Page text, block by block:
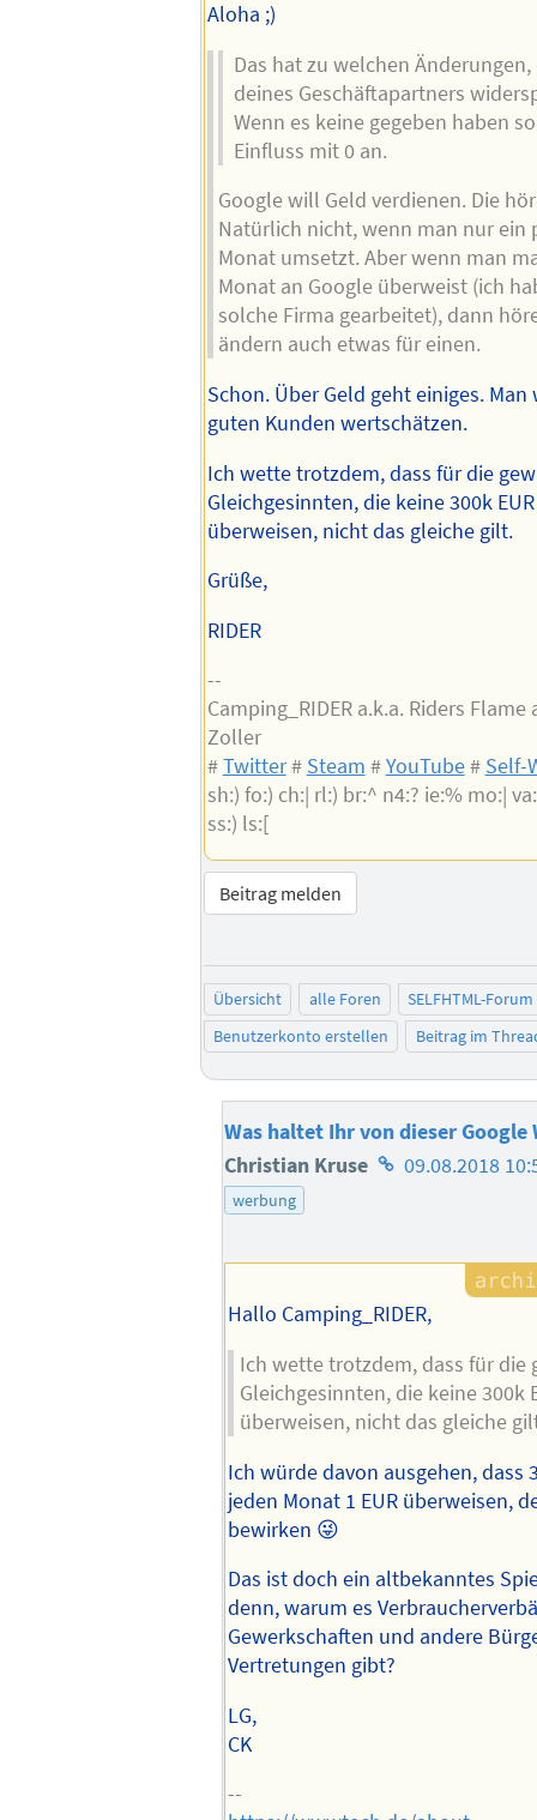
Aloha ;)
Das hat zu welchen
deines Geschäftapartners
Wenn es keine gegeben haben
Einfluss mit 0 an.
Google will Geld verdienen. Die
Natürlich nicht, wenn man nur ein
Monat umsetzt. Aber wenn man
Monat an Google überweist (ich
solche Firma gearbeitet), dann
ändern auch etwas für einen.
Schon. Über Geld geht einiges.
guten Kunden wertschätzen.
Ich wette trotzdem, dass für die
Gleichgesinnten, die keine 300k
überweisen, nicht das gleiche gilt.
Grüße,
RIDER
--
Camping_RIDER a.k.a. Riders Flame
Zoller
#Twitter# Steam #YouTube# Self-
sh:) fo:) ch:| rl:) br:^ n4:? ie:% mo:|
ss:) ls:[
Beitrag melden
Übersicht alle Foren
SELFHTML-Forum
Benutzerkonto erstellen
Beitrag im
Was haltet Ihr von dieser
Christian Kruse Homepage
09.08.2018
werbung
Hallo Camping_RIDER,
Ich wette trotzdem, dass für die
Gleichgesinnten, die keine 300k
überweisen, nicht das gleiche
Ich würde davon ausgehen, dass
jeden Monat 1 EUR überweisen,
bewirken 😜
Das ist doch ein altbekanntes
denn, warum es
Gewerkschaften und andere
Vertretungen gibt?
LG,
CK
--